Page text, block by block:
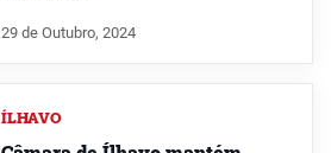
29 de Outubro, 2024
ÍLHAVO